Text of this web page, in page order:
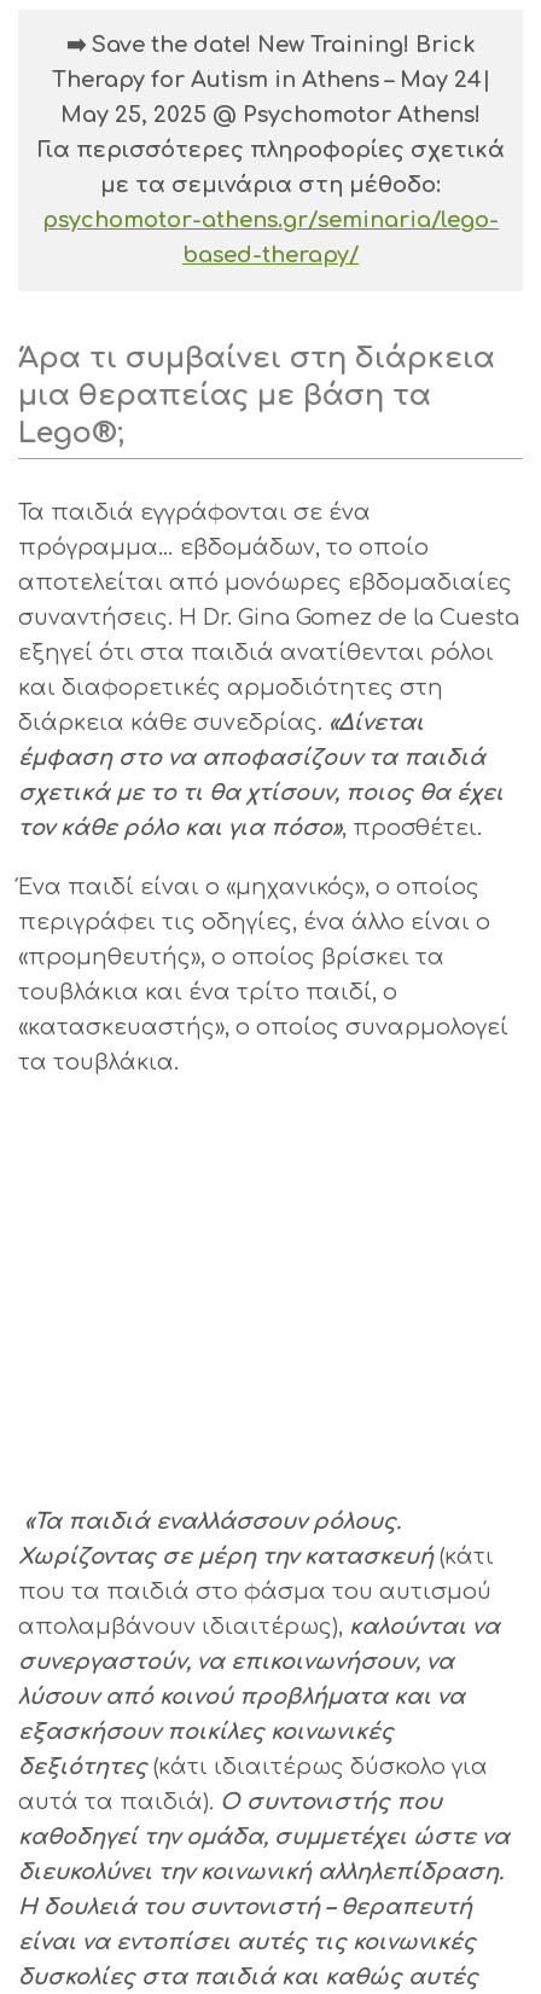
➡️ Save the date! New Training! Brick
Therapy for Autism in Athens – May 24|
May 25, 2025 @ Psychomotor Athens!
Για περισσότερες πληροφορίες σχετικά
με τα σεμινάρια στη μέθοδο:
psychomotor-athens.gr/seminaria/lego-
based-therapy/
Άρα τι συμβαίνει στη διάρκεια
μια θεραπείας με βάση τα
Lego®;
Τα παιδιά εγγράφονται σε ένα
πρόγραμμα… εβδομάδων, το οποίο
αποτελείται από μονόωρες εβδομαδιαίες
συναντήσεις. Η Dr. Gina Gomez de la Cuesta
εξηγεί ότι στα παιδιά ανατίθενται ρόλοι
και διαφορετικές αρμοδιότητες στη
διάρκεια κάθε συνεδρίας. «Δίνεται
έμφαση στο να αποφασίζουν τα παιδιά
σχετικά με το τι θα χτίσουν, ποιος θα έχει
τον κάθε ρόλο και για πόσο», προσθέτει.
Ένα παιδί είναι ο «μηχανικός», ο οποίος
περιγράφει τις οδηγίες, ένα άλλο είναι ο
«προμηθευτής», ο οποίος βρίσκει τα
τουβλάκια και ένα τρίτο παιδί, ο
«κατασκευαστής», ο οποίος συναρμολογεί
τα τουβλάκια.
«Τα παιδιά εναλλάσσουν ρόλους.
Χωρίζοντας σε μέρη την κατασκευή (κάτι
που τα παιδιά στο φάσμα του αυτισμού
απολαμβάνουν ιδιαιτέρως), καλούνται να
συνεργαστούν, να επικοινωνήσουν, να
λύσουν από κοινού προβλήματα και να
εξασκήσουν ποικίλες κοινωνικές
δεξιότητες (κάτι ιδιαιτέρως δύσκολο για
αυτά τα παιδιά). Ο συντονιστής που
καθοδηγεί την ομάδα, συμμετέχει ώστε να
διευκολύνει την κοινωνική αλληλεπίδραση.
Η δουλειά του συντονιστή – θεραπευτή
είναι να εντοπίσει αυτές τις κοινωνικές
δυσκολίες στα παιδιά και καθώς αυτές